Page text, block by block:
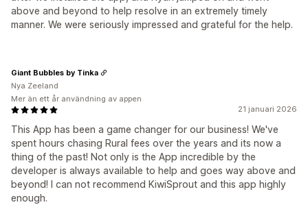
above and beyond to help resolve in an extremely timely
manner. We were seriously impressed and grateful for the help.
21 januari 2026
This App has been a game changer for our business! We've
spent hours chasing Rural fees over the years and its now a
thing of the past! Not only is the App incredible by the
developer is always available to help and goes way above and
beyond! I can not recommend KiwiSprout and this app highly
enough.
Giant Bubbles by Tinka
Nya Zeeland
Mer än ett år användning av appen